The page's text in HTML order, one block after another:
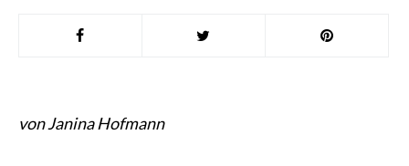
von Janina Hofmann